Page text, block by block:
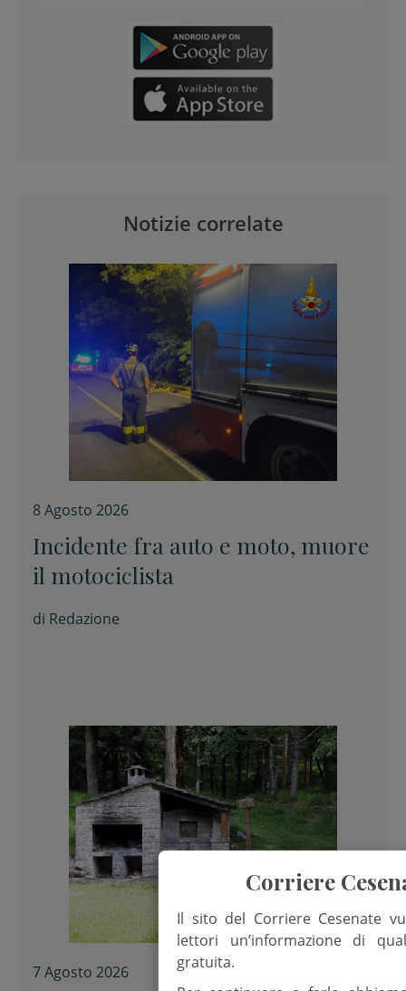
Notizie correlate
8 Agosto 2026
Incidente fra auto e moto, muore
il motociclista
di Redazione
7 Agosto 2026
Corriere
Il sito del Corriere Cesenate
lettori un’informazione di
gratuita.